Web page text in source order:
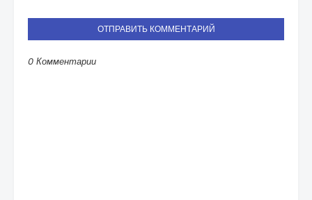
ОТПРАВИТЬ КОММЕНТАРИЙ
0 Комментарии